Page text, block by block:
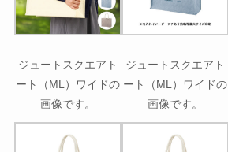
ジュートスクエアト
ート（ML）ワイドの
画像です。
ジュートスクエアト
ート（ML）ワイドの
画像です。